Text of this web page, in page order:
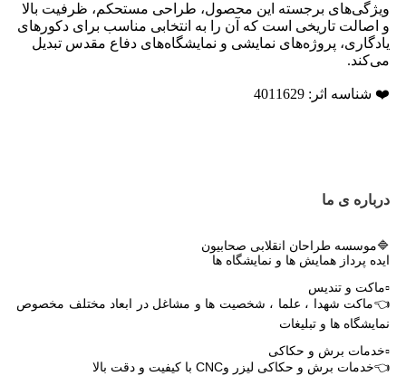
ویژگی‌های برجسته این محصول، طراحی مستحکم، ظرفیت بالا
و اصالت تاریخی است که آن را به انتخابی مناسب برای دکورهای
یادگاری، پروژه‌های نمایشی و نمایشگاه‌های دفاع مقدس تبدیل
می‌کند.
❤️ شناسه اثر: 4011629
درباره ی ما
🔷موسسه طراحان انقلابی صحابیون
ایده پرداز همایش ها و نمایشگاه ها
▫️ماکت و تندیس
👈ماکت شهدا ، علما ، شخصیت ها و مشاغل در ابعاد مختلف مخصوص
نمایشگاه ها و تبلیغات
▫️خدمات برش و حکاکی
👈خدمات برش و حکاکی لیزر وCNC با کیفیت و دقت بالا